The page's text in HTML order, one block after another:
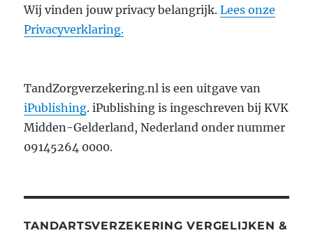
Wij vinden jouw privacy belangrijk.Lees onze
Privacyverklaring.
TandZorgverzekering.nl is een uitgave van
iPublishing. iPublishing is ingeschreven bij KVK
Midden-Gelderland, Nederland onder nummer
09145264 0000.
TANDARTSVERZEKERING VERGELIJKEN &